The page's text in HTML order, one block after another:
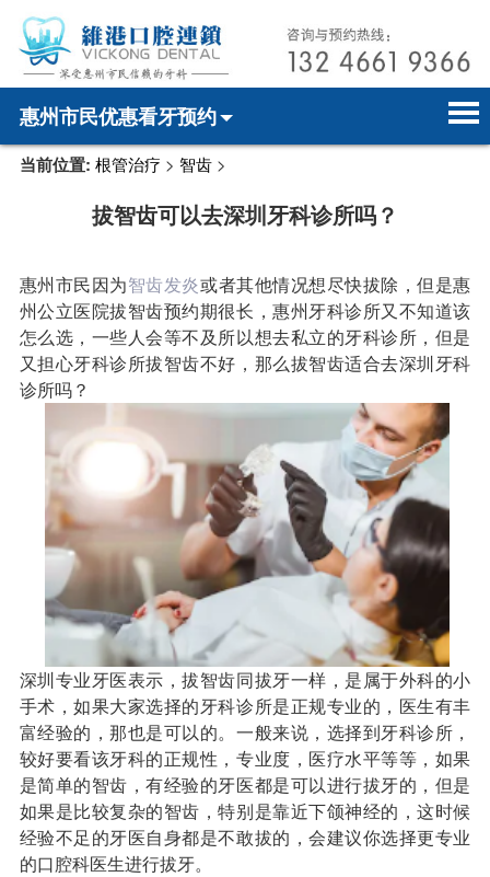
惠州市民优惠看牙预约
首页home page
医院简介hospital introduction
医师介绍doctor introduction
医疗新闻medical news
牙科案例dental case
种植牙dental implant
箍牙
orthodontics
收费标准
charge standard
就医指引contact us
电话预约
微信预约
WhatsApp预约
当前位置: 根管治疗 > 智齿>
拔智齿可以去深圳牙科诊所吗？
惠州市民因为智齿发炎或者其他情况想尽快拔除，但是惠
州公立医院拔智齿预约期很长，惠州牙科诊所又不知道该
怎么选，一些人会等不及所以想去私立的牙科诊所，但是
又担心牙科诊所拔智齿不好，那么拔智齿适合去深圳牙科
诊所吗？
深圳专业牙医表示，拔智齿同拔牙一样，是属于外科的小
手术，如果大家选择的牙科诊所是正规专业的，医生有丰
富经验的，那也是可以的。一般来说，选择到牙科诊所，
较好要看该牙科的正规性，专业度，医疗水平等等，如果
是简单的智齿，有经验的牙医都是可以进行拔牙的，但是
如果是比较复杂的智齿，特别是靠近下颌神经的，这时候
经验不足的牙医自身都是不敢拔的，会建议你选择更专业
的口腔科医生进行拔牙。